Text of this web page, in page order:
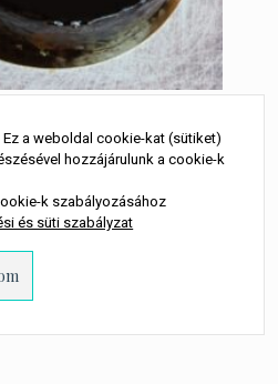
a weboldal cookie-kat (sütiket)
hozzájárulunk a cookie-k
k szabályozásához
és süti szabályzat